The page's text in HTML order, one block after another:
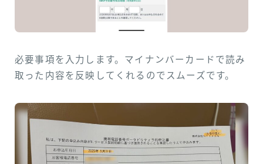
必要事項を入力します。マイナンバーカードで読み
取った内容を反映してくれるのでスムーズです。